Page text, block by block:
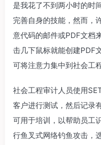
是我花了不到两小时的时
完善自身的技能，然而，
意代码的邮件或PDF文档
击几下鼠标就能创建PDF
可将注意力集中到社会工
社会工程审计人员使用
客户进行测试，然后记录
可用于培训，以帮助员工
行鱼叉式网络钓鱼攻击，